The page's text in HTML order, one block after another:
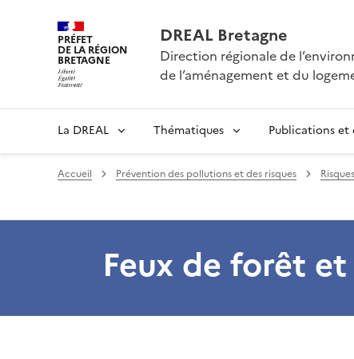
PRÉFET
DE LA RÉGION
BRETAGNE
DREAL Bretagne
Direction régionale de
de l’aménagement et du
La DREAL Thématiques Publications et
Accueil Prévention des pollutions et des risques
Feux de forêt